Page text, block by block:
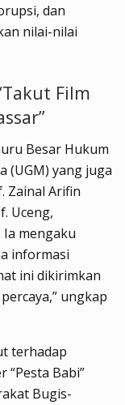
dan
nilai-nilai
Film
Besar Hukum
(UGM) yang juga
Zainal Arifin
Uceng,
mengaku
informasi
ini dikirimkan
ungkap
terhadap
Babi”
Bugis-